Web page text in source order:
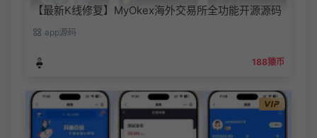
【最新K线修复】MyOkex海外交易所全功能开源源码
（多语言版）
app源码
188猿币